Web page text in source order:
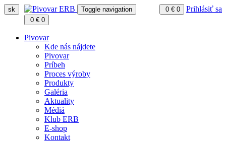
sk 0 € 0 Prihlásiť sa
Toggle navigation
0 € 0
Pivovar
Kde nás nájdete
Pivovar
Príbeh
Proces výroby
Produkty
Galéria
Aktuality
Médiá
Klub ERB
E-shop
Kontakt